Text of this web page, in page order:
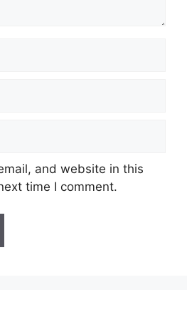
and website in this
time I comment.